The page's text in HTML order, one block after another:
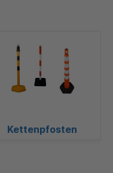
Kettenpfosten